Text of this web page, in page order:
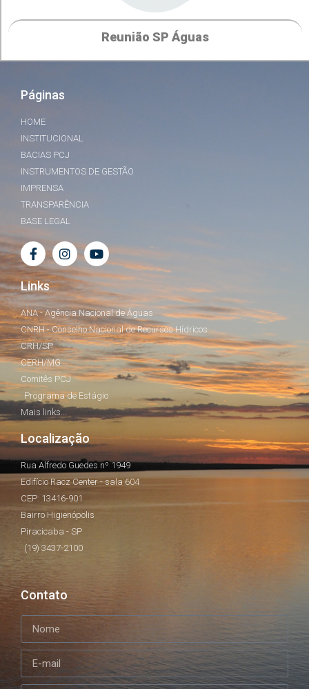
Reunião SP Águas
Páginas
HOME
INSTITUCIONAL
BACIAS PCJ
INSTRUMENTOS DE GESTÃO
IMPRENSA
TRANSPARÊNCIA
BASE LEGAL
Links
ANA - Agência Nacional de Águas
CNRH - Conselho Nacional de Recursos Hídricos
CRH/SP
CERH/MG
Comitês PCJ
Programa de Estágio
Mais links...
Localização
Rua Alfredo Guedes nº 1949
Edifício Racz Center - sala 604
CEP: 13416-901
Bairro Higienópolis
Piracicaba - SP
(19) 3437-2100
Contato